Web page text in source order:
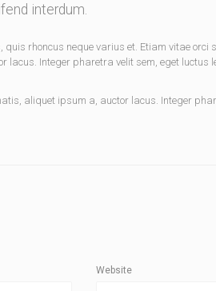
interdum.
rhoncus neque varius et. Etiam vitae orci
Integer pharetra velit sem, eget luctus
aliquet ipsum a, auctor lacus. Integer
Website